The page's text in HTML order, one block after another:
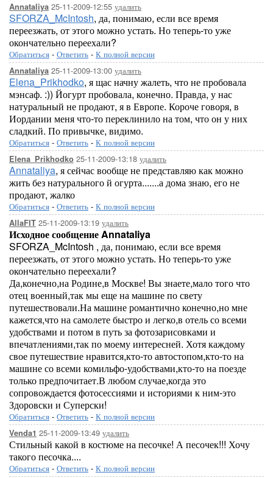
Annataliya 25-11-2009-12:55 удалить
SFORZA_McIntosh, да, понимаю, если все время
переезжать, от этого можно устать. Но теперь-то уже
окончательно переехали?
Обратиться - Ответить - К полной версии
Annataliya 25-11-2009-13:00 удалить
Elena_Prikhodko, я щас начну жалеть, что не пробовала
мэнсаф. :)) Йогурт пробовала, конечно. Правда, у нас
натуральный не продают, я в Европе. Короче говоря, в
Иордании меня что-то переклинило на том, что он у них
сладкий. По привычке, видимо.
Обратиться - Ответить - К полной версии
Elena_Prikhodko 25-11-2009-13:18 удалить
Annataliya, я сейчас вообще не представляю как можно
жить без натурального й огурта.......а дома знаю, его не
продают, жалко
Обратиться - Ответить - К полной версии
AllaFIT 25-11-2009-13:19 удалить
Исходное сообщение Annataliya
SFORZA_McIntosh , да, понимаю, если все время
переезжать, от этого можно устать. Но теперь-то уже
окончательно переехали?
Да,конечно,на Родине,в Москве! Вы знаете,мало того что
отец военный,так мы еще на машине по свету
путешествовали.На машине романтично конечно,но мне
кажется,что на самолете быстро и легко,в отель со всеми
удобствами и потом в путь за фотозарисовками и
впечатлениями,так по моему интересней. Хотя каждому
свое путешествие нравится,кто-то автостопом,кто-то на
машине со всеми комильфо-удобствами,кто-то на поезде
только предпочитает.В любом случае,когда это
сопровождается фотосессиями и историями к ним-это
Здоровски и Суперски!
Обратиться - Ответить - К полной версии
Venda1 25-11-2009-13:49 удалить
Стильный какой в костюме на песочке! А песочек!!! Хочу
такого песочка....
Обратиться - Ответить - К полной версии